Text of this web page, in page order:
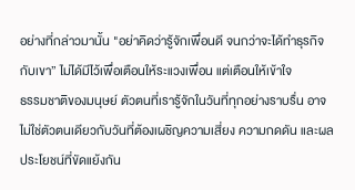
อย่างที่กล่าวมานั้น "อย่าคิดว่ารู้จักเพื่อนดี จนกว่าจะได้ทำธุรกิจ
กับเขา” ไม่ได้มีไว้เพื่อเตือนให้ระแวงเพื่อน แต่เตือนให้เข้าใจ
ธรรมชาติของมนุษย์ ตัวตนที่เรารู้จักในวันที่ทุกอย่างราบรื่น อาจ
ไม่ใช่ตัวตนเดียวกับวันที่ต้องเผชิญความเสี่ยง ความกดดัน และผล
ประโยชน์ที่ขัดแย้งกัน